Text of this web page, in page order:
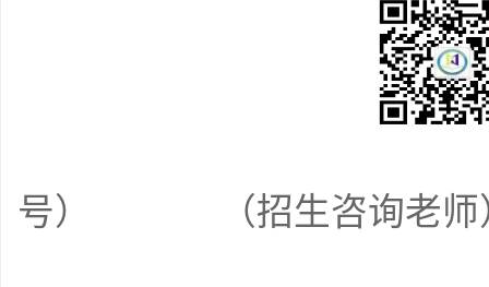
号） （招生咨询老师